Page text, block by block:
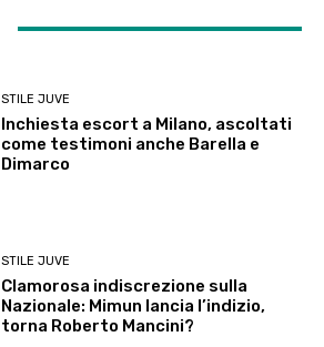
STILE JUVE
Inchiesta escort a Milano, ascoltati
come testimoni anche Barella e
Dimarco
STILE JUVE
Clamorosa indiscrezione sulla
Nazionale: Mimun lancia l’indizio,
torna Roberto Mancini?